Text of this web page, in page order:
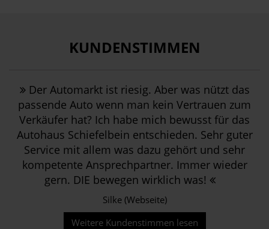
KUNDENSTIMMEN
Der Automarkt ist riesig. Aber was nützt das
passende Auto wenn man kein Vertrauen zum
Verkäufer hat? Ich habe mich bewusst für das
Autohaus Schiefelbein entschieden. Sehr guter
Service mit allem was dazu gehört und sehr
kompetente Ansprechpartner. Immer wieder
gern. DIE bewegen wirklich was!
Silke (Webseite)
Weitere Kundenstimmen lesen